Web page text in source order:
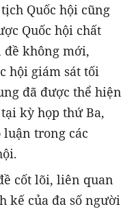
Quốc hội cũng
Quốc hội chất
đề không mới,
hội giám sát tối
đã được thể hiện
kỳ họp thứ Ba,
luận trong các
cốt lõi, liên quan
kế của đa số người